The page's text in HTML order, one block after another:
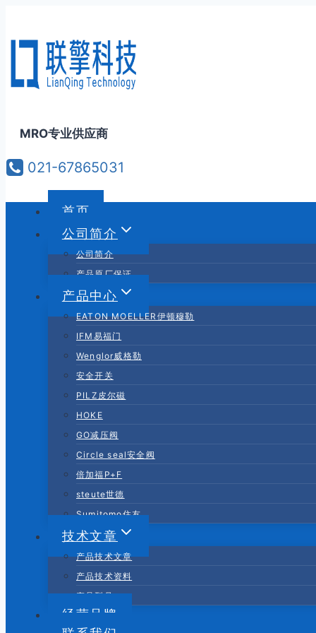
MRO专业供应商
021-67865031
首页
公司简介
公司简介
产品原厂保证
产品中心
EATON MOELLER伊顿穆勒
IFM易福门
Wenglor威格勒
安全开关
PILZ皮尔磁
HOKE
GO减压阀
Circle seal安全阀
倍加福P+F
steute世德
Sumitomo住友
技术文章
产品技术文章
产品技术资料
产品型号
经营品牌